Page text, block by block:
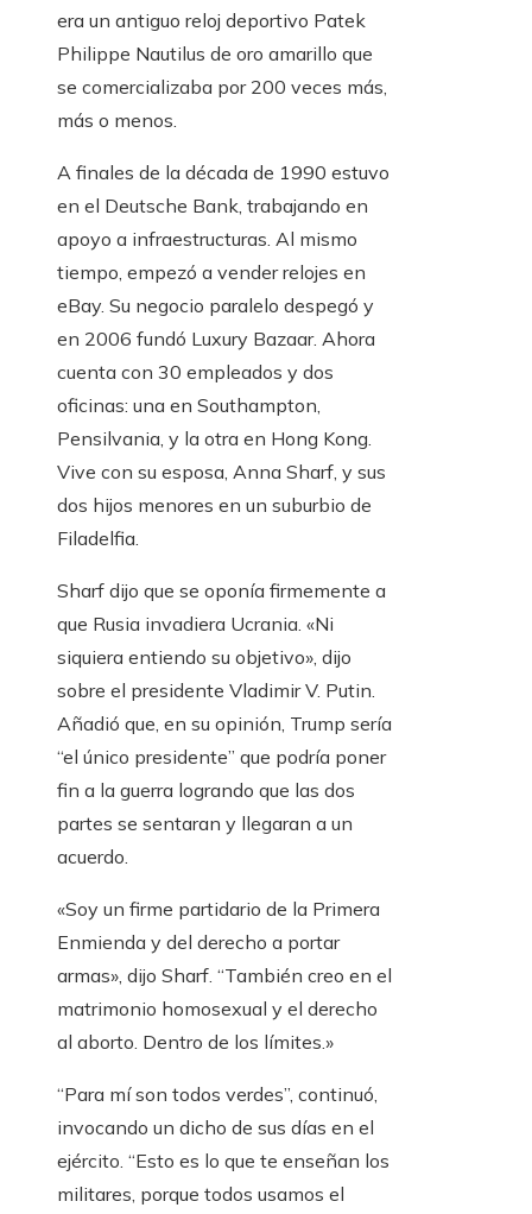
era un antiguo reloj deportivo Patek
Philippe Nautilus de oro amarillo que
se comercializaba por 200 veces más,
más o menos.
A finales de la década de 1990 estuvo
en el Deutsche Bank, trabajando en
apoyo a infraestructuras. Al mismo
tiempo, empezó a vender relojes en
eBay. Su negocio paralelo despegó y
en 2006 fundó Luxury Bazaar. Ahora
cuenta con 30 empleados y dos
oficinas: una en Southampton,
Pensilvania, y la otra en Hong Kong.
Vive con su esposa, Anna Sharf, y sus
dos hijos menores en un suburbio de
Filadelfia.
Sharf dijo que se oponía firmemente a
que Rusia invadiera Ucrania. «Ni
siquiera entiendo su objetivo», dijo
sobre el presidente Vladimir V. Putin.
Añadió que, en su opinión, Trump sería
“el único presidente” que podría poner
fin a la guerra logrando que las dos
partes se sentaran y llegaran a un
acuerdo.
«Soy un firme partidario de la Primera
Enmienda y del derecho a portar
armas», dijo Sharf. “También creo en el
matrimonio homosexual y el derecho
al aborto. Dentro de los límites.»
“Para mí son todos verdes”, continuó,
invocando un dicho de sus días en el
ejército. “Esto es lo que te enseñan los
militares, porque todos usamos el